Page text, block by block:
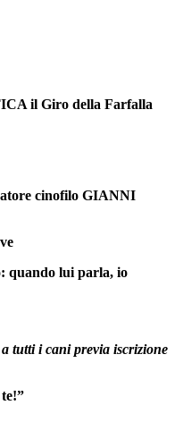
il Giro della Farfalla
cinofilo GIANNI
quando lui parla, io
tutti i cani previa iscrizione